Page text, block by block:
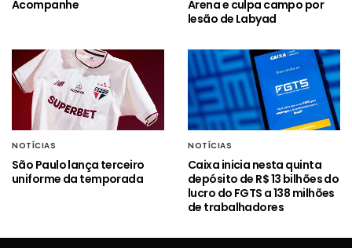
Acompanhe
Arena e culpa campo por
lesão de Labyad
NOTÍCIAS
São Paulo lança terceiro
uniforme da temporada
NOTÍCIAS
Caixa inicia nesta quinta
depósito de R$ 13 bilhões do
lucro do FGTS a 138 milhões
de trabalhadores